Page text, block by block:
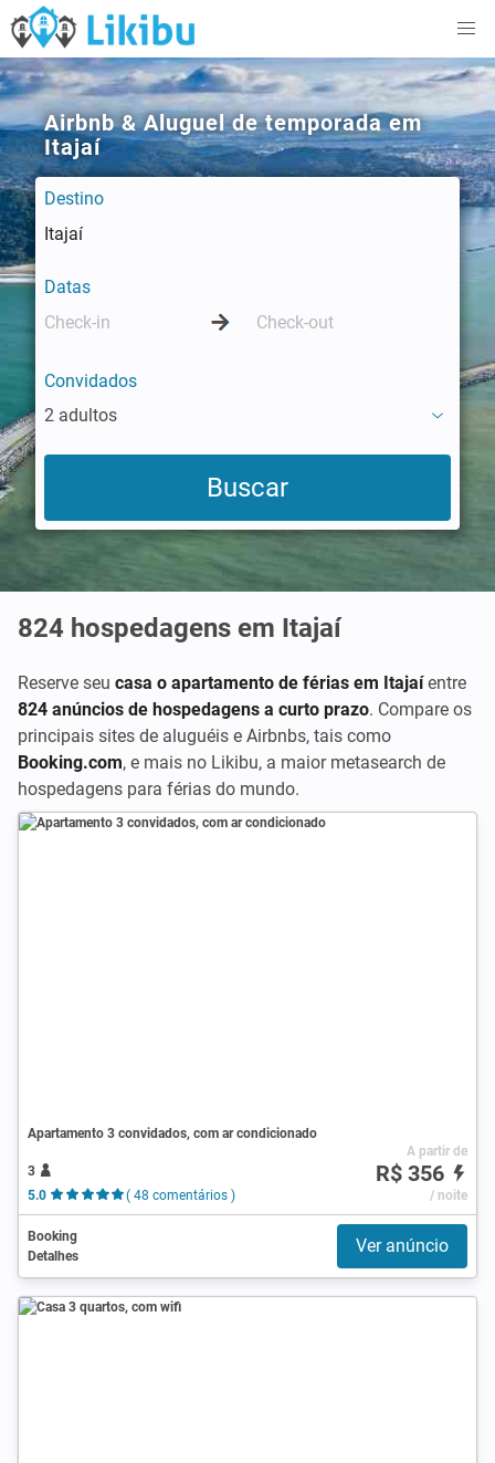
Airbnb & Aluguel de temporada em
Itajaí
Destino
Datas
Convidados
2 adultos
824 hospedagens em Itajaí
Reserve seu casa o apartamento de férias em Itajaíentre
824 anúncios de hospedagens a curto prazo. Compare os
principais sites de aluguéis e Airbnbs, tais como
Booking.com, e mais no Likibu, a maior metasearch de
hospedagens para férias do mundo.
Apartamento 3 convidados, com ar condicionado
3
5.0
( 48 comentários )
A partir de
R$ 356
/ noite
Booking
Detalhes
Ver anúncio